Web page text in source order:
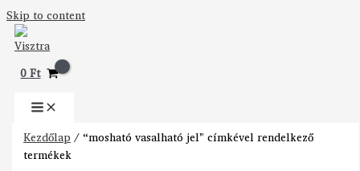
Skip to content
0Ft
Kezdőlap / “mosható vasalható jel” címkével rendelkező
termékek